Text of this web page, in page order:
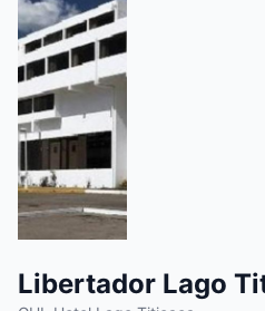
Libertador Lago